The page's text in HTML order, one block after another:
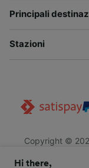
Principali
Stazioni
Copyright ©
Trainline.com
Hi there,